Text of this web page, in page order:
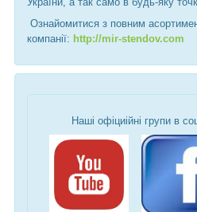
Ознайомитися з повним
компанії: http://mir-stendov.com
Наші офіциійні групи в